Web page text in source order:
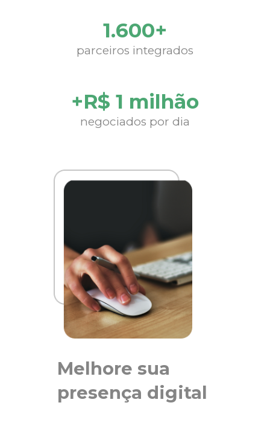
1.600+
parceiros integrados
+R$ 1 milhão
negociados por dia
Melhore sua
presença digital